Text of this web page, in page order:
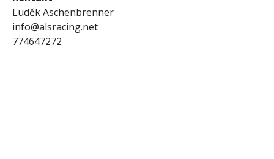
Luděk Aschenbrenner
info@alsracing.net
774647272